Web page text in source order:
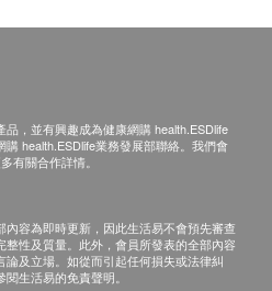
括首次注射前的醫生會診。
並不適合進行疫苗注射，將
HK$300，餘下差額將會退
保留最後決定
作為醫務診斷或治療用途。
，並有興趣成為健康網購 health.ESDlife
health.ESDlife業務發展部聯絡。我們會
有關合作詳情。
容為即時更新，因此生活易不會預先審查
性及質量。此外，會員所發表的全部內容
及立場。如從而引起任何損失或法律糾
生活易的免責聲明。